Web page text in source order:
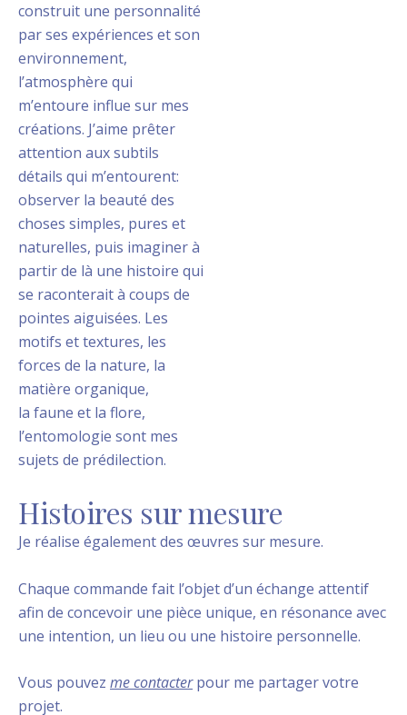
construit une personnalité
par ses expériences et son
environnement,
l’atmosphère qui
m’entoure influe sur mes
créations. J’aime prêter
attention aux subtils
détails qui m’entourent:
observer la beauté des
choses simples, pures et
naturelles, puis imaginer à
partir de là une histoire qui
se raconterait à coups de
pointes aiguisées. Les
motifs et textures, les
forces de la nature, la
matière organique,
la faune et la flore,
l’entomologie sont mes
sujets de prédilection.
Histoires sur mesure
Je réalise également des œuvres sur mesure.
Chaque commande fait l’objet d’un échange attentif
afin de concevoir une pièce unique, en résonance avec
une intention, un lieu ou une histoire personnelle.
Vous pouvez me contacterpour me partager votre
projet.